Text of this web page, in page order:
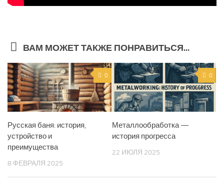
ВАМ МОЖЕТ ТАКЖЕ ПОНРАВИТЬСЯ...
0
Русская баня: история,
устройство и
преимущества
8 ФЕВРАЛЯ 2025
0
Металлообработка —
история прогресса
22 ИЮЛЯ 2025